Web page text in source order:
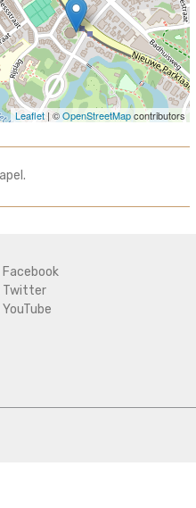
Leaflet| ©OpenStreetMapcontributors
Facebook
Twitter